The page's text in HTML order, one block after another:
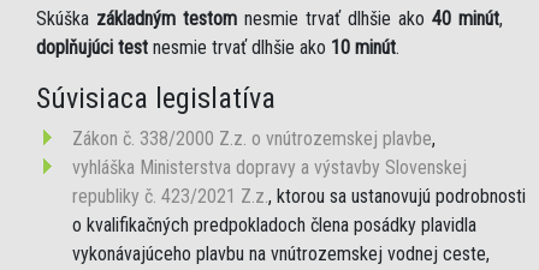
Skúška základným testom nesmie trvať dlhšie ako 40 minút,
doplňujúci test nesmie trvať dlhšie ako 10 minút.
Súvisiaca legislatíva
Zákon č. 338/2000 Z.z. o vnútrozemskej plavbe,
vyhláška Ministerstva dopravy a výstavby Slovenskej
republiky č. 423/2021 Z.z., ktorou sa ustanovujú podrobnosti
o kvalifikačných predpokladoch člena posádky plavidla
vykonávajúceho plavbu na vnútrozemskej vodnej ceste,